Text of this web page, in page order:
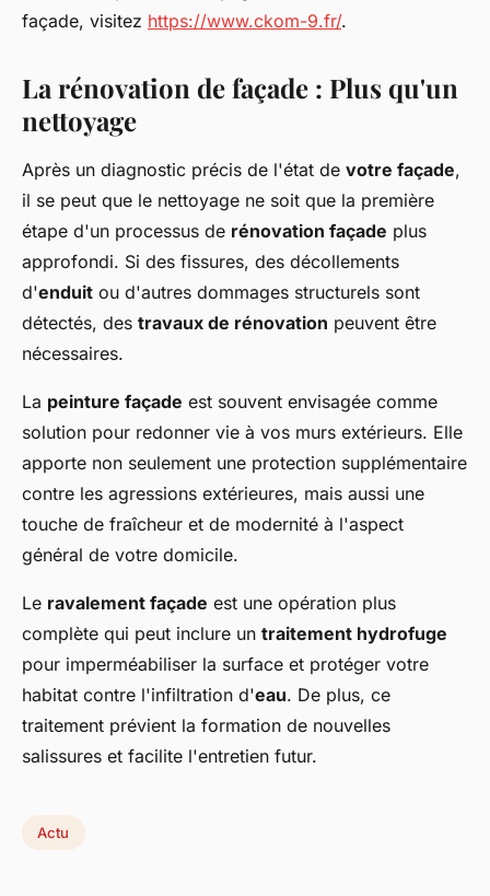
façade, visitez https://www.ckom-9.fr/.
La rénovation de façade : Plus qu'un
nettoyage
Après un diagnostic précis de l'état de votre façade,
il se peut que le nettoyage ne soit que la première
étape d'un processus de rénovation façade plus
approfondi. Si des fissures, des décollements
d'enduit ou d'autres dommages structurels sont
détectés, des travaux de rénovation peuvent être
nécessaires.
La peinture façade est souvent envisagée comme
solution pour redonner vie à vos murs extérieurs. Elle
apporte non seulement une protection supplémentaire
contre les agressions extérieures, mais aussi une
touche de fraîcheur et de modernité à l'aspect
général de votre domicile.
Le ravalement façade est une opération plus
complète qui peut inclure un traitement hydrofuge
pour imperméabiliser la surface et protéger votre
habitat contre l'infiltration d'eau. De plus, ce
traitement prévient la formation de nouvelles
salissures et facilite l'entretien futur.
Actu